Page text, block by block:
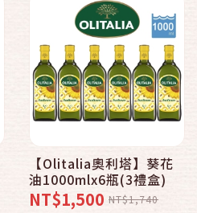
【Olitalia奧利塔】葵花
油1000mlx6瓶(3禮盒)
NT$1,500 NT$1,740